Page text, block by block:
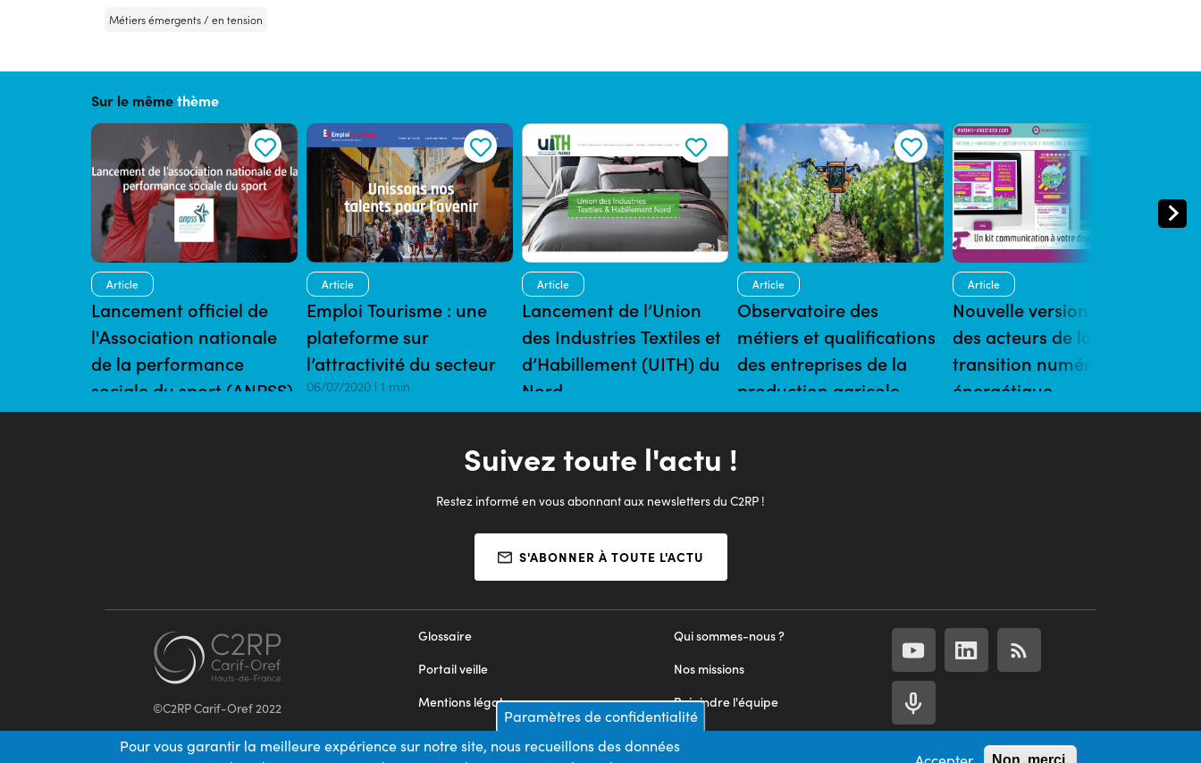
Métiers émergents / en tension
Sur le mêmethème
Article
Lancement officiel de
l'Association nationale
de la performance
sociale du sport (ANPSS)
30/07/2020 | 2 mins
Article
Emploi Tourisme : une
plateforme sur
l’attractivité du secteur
06/07/2020 | 1 min
Article
Lancement de l’Union
des Industries Textiles et
d’Habillement (UITH) du
Nord
30/06/2020 | 2 mins
Article
Observatoire des
métiers et qualifications
des entreprises de la
production agricole
06/05/2020 | 5 mins
Article
Nouvelle version du site
des acteurs de la
transition numérique et
énergétique
23/04/2020
Suivez toute l'actu !
Restez informé en vous abonnant aux newsletters du C2RP !
S'ABONNER À TOUTE L'ACTU
©C2RP Carif-Oref 2022
Qui sommes-nous ?
Nos missions
Rejoindre l'équipe
Nous contacter
Glossaire
Portail veille
Mentions légales
Appels d'offres
Paramètres de confidentialité
Pour vous garantir la meilleure expérience sur notre site, nous recueillons des données
Non, merci.